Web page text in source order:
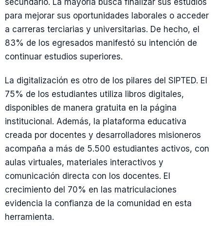
para mejorar sus oportunidades laborales o acceder
a carreras terciarias y universitarias. De hecho, el
83% de los egresados manifestó su intención de
continuar estudios superiores.
La digitalización es otro de los pilares del SIPTED. El
75% de los estudiantes utiliza libros digitales,
disponibles de manera gratuita en la página
institucional. Además, la plataforma educativa
creada por docentes y desarrolladores misioneros
acompaña a más de 5.500 estudiantes activos, con
aulas virtuales, materiales interactivos y
comunicación directa con los docentes. El
crecimiento del 70% en las matriculaciones
evidencia la confianza de la comunidad en esta
herramienta.